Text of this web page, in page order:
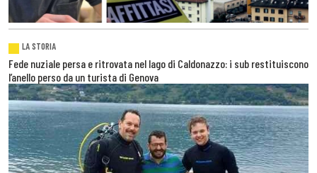
LA STORIA
Fede nuziale persa e ritrovata nel lago di Caldonazzo: i sub restituiscono
l’anello perso da un turista di Genova